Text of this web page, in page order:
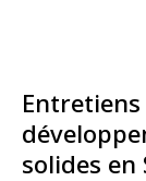
solides en